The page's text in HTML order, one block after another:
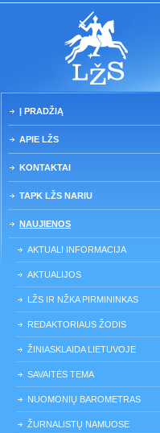
Į PRADŽIĄ
APIE LŽS
KONTAKTAI
TAPK LŽS NARIU
NAUJIENOS
AKTUALI INFORMACIJA
AKTUALIJOS
LŽS IR NŽKA PIRMININKAS
REDAKTORIAUS ŽODIS
ŽINIASKLAIDA LIETUVOJE
SAVAITĖS TEMA
NUOMONIŲ BAROMETRAS
ŽURNALISTŲ NAMUOSE